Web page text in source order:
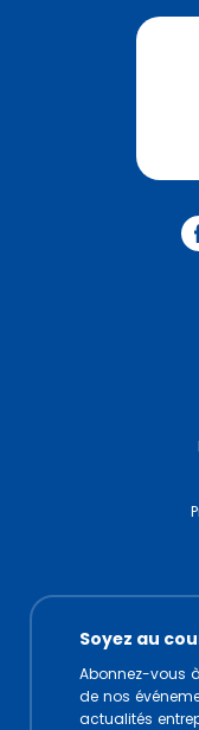
Soyez au
Abonnez-vous
de nos
actualités